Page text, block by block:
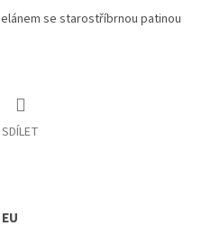
se starostříbrnou patinou
SDÍLET